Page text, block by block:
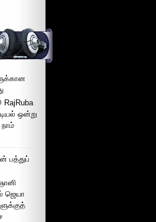
RajRuba
ஒன்று
நாம்
பத்துப்
ஜெயா